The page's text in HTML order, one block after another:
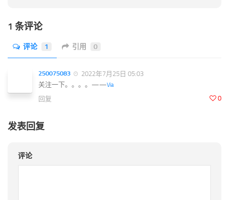
1 条评论
评论 1 引用 0
250075083
2022年7月25日 05:03
关注一下。。。。——Via
0
回复
发表回复
评论